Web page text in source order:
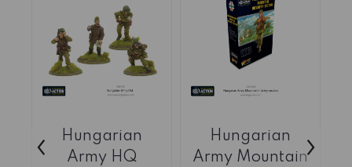
Hungarian
Army HQ
Hungarian
Army Mountain
‹ ›